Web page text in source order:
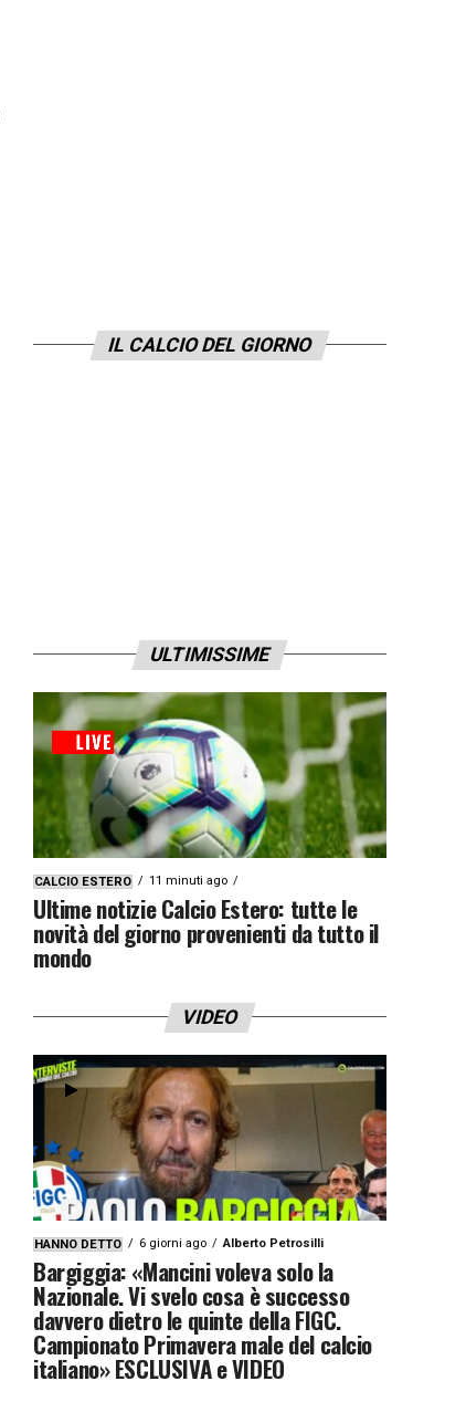
IL CALCIO DEL GIORNO
ULTIMISSIME
CALCIO ESTERO 11 minuti ago
Ultime notizie Calcio Estero: tutte le
novità del giorno provenienti da tutto il
mondo
VIDEO
HANNO DETTO 6 giorni ago Alberto Petrosilli
Bargiggia: «Mancini voleva solo la
Nazionale. Vi svelo cosa è successo
davvero dietro le quinte della FIGC.
Campionato Primavera male del calcio
italiano» ESCLUSIVA e VIDEO